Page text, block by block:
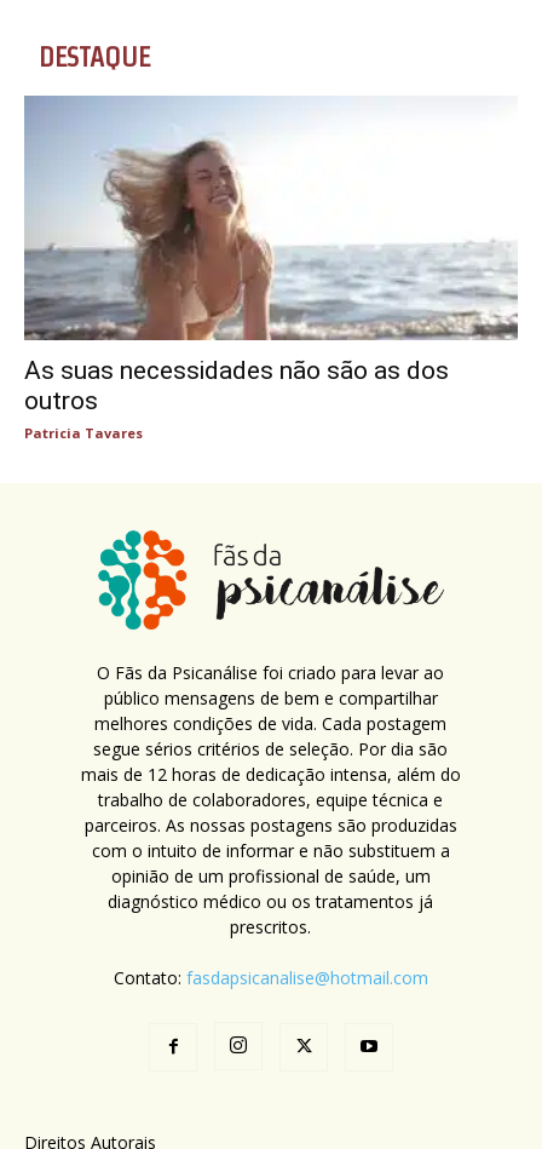
DESTAQUE
As suas necessidades não são as dos
outros
Patricia Tavares
O Fãs da Psicanálise foi criado para levar ao
público mensagens de bem e compartilhar
melhores condições de vida. Cada postagem
segue sérios critérios de seleção. Por dia são
mais de 12 horas de dedicação intensa, além do
trabalho de colaboradores, equipe técnica e
parceiros. As nossas postagens são produzidas
com o intuito de informar e não substituem a
opinião de um profissional de saúde, um
diagnóstico médico ou os tratamentos já
prescritos.
Contato: fasdapsicanalise@hotmail.com
Direitos Autorais